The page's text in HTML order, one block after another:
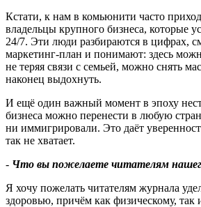
Кстати, к нам в комьюнити часто
владельцы крупного бизнеса, которые
24/7. Эти люди разбираются в цифрах,
маркетинг‑план и понимают: здесь
не теряя связи с семьей, можно снять
наконец выдохнуть.
И ещё один важный момент в эпоху
бизнеса можно перенести в любую
ни иммигрировали. Это даёт
так не хватает.
- Что вы пожелаете читателям
Я хочу пожелать читателям журнала
здоровью, причём как физическому, так